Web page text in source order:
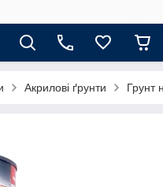
Акрилові ґрунти Грунт